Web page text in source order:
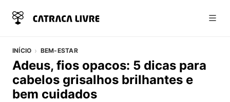
INÍCIO BEM-ESTAR
Adeus, fios opacos: 5 dicas para
cabelos grisalhos brilhantes e
bem cuidados